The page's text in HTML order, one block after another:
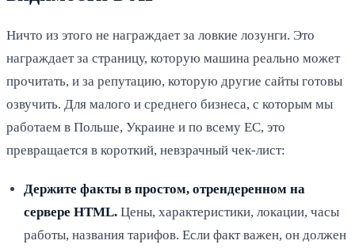
Ничто из этого не награждает за ловкие лозунги. Это
награждает за страницу, которую машина реально может
прочитать, и за репутацию, которую другие сайты готовы
озвучить. Для малого и среднего бизнеса, с которым мы
работаем в Польше, Украине и по всему ЕС, это
превращается в короткий, невзрачный чек-лист:
Держите факты в простом, отрендеренном на
сервере HTML. Цены, характеристики, локации, часы
работы, названия тарифов. Если факт важен, он должен